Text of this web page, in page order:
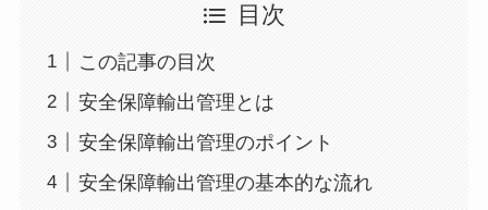
目次
この記事の目次
安全保障輸出管理とは
安全保障輸出管理のポイント
安全保障輸出管理の基本的な流れ